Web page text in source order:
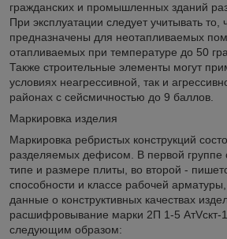
гражданских и промышленных зданий
При эксплуатации следует учитывать то,
предназначены для неотапливаемых
отапливаемых при температуре до 50
Также строительные элементы могут
условиях неагрессивной, так и
районах с сейсмичностью до 9 баллов.
Маркировка изделия
Маркировка ребристых конструкций
разделяемых дефисом. В первой группе
типе и размере плиты, во второй -
способности и классе рабочей
данные о конструктивных качествах
расшифровывание марки 2П 1-5 АтVскт-
следующим образом: